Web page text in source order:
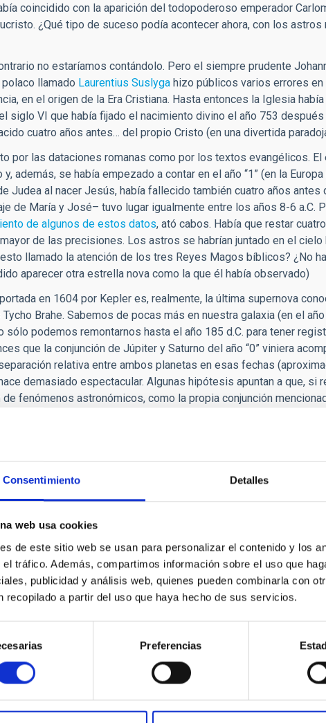
Consentimiento Detalles
web usa cookies
de este sitio web se usan para personalizar el contenido y los
el tráfico. Además, compartimos información sobre el uso que
publicidad y análisis web, quienes pueden combinarla con
recopilado a partir del uso que haya hecho de sus servicios.
Preferencias
coincidido con la aparición del todopoderoso emperador
¿Qué tipo de suceso podía acontecer ahora, con los astros
no estaríamos contándolo. Pero el siempre prudente
llamado Laurentius Suslyga hizo públicos varios errores
en el origen de la Era Cristiana. Hasta entonces la Iglesia
siglo VI que había fijado el nacimiento divino el año 753
cuatro años antes… del propio Cristo (en una divertida
por las dataciones romanas como por los textos evangélicos. El
además, se había empezado a contar en el año “1” (en la
Judea al nacer Jesús, había fallecido también cuatro años antes
de María y José– tuvo lugar igualmente entre los años 8-6 a.C.
de algunos de estos datos, ató cabos. Había que restar
de las precisiones. Los astros se habrían juntado en el
llamado la atención de los tres Reyes Magos bíblicos? ¿No
aparecer otra estrella nova como la que él había observado)
en 1604 por Kepler es, realmente, la última supernova
Brahe. Sabemos de pocas más en nuestra galaxia (en el
sólo podemos remontarnos hasta el año 185 d.C. para tener
que la conjunción de Júpiter y Saturno del año “0” viniera
relativa entre ambos planetas en esas fechas
demasiado espectacular. Algunas hipótesis apuntan a que, si
fenómenos astronómicos, como la propia conjunción
‘super’) o mero cometa citados por antiguos astrónomos
aparición de la estrella de Belén está muy arraigada y puede
creyentes bastará con pensar en un milagro, y para los muy
hay en la viña del Señor. Además, ¿por qué poner en duda la
de los Reyes Magos?
digital del periódico
ciencia/1450806264_147847.html